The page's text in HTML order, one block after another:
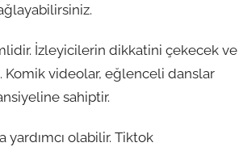
İzleyicilerin dikkatini çekecek ve
videolar, eğlenceli danslar
sahiptir.
yardımcı olabilir. Tiktok